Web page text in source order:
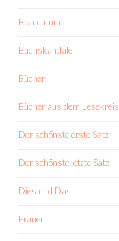
Brauchtum
Buchskandale
Bücher
Bücher aus dem Lesekreis
Der schönste erste Satz
Der schönste letzte Satz
Dies und Das
Frauen